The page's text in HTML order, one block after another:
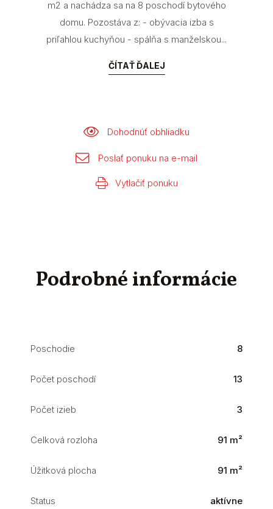
m2 a nachádza sa na 8 poschodí bytového
domu. Pozostáva z: - obývacia izba s
priľahlou kuchyňou - spálňa s manželskou...
ČÍTAŤ ĎALEJ
Dohodnúť obhliadku
Poslať ponuku na e-mail
Vytlačiť ponuku
Podrobné informácie
Poschodie 8
Počet poschodí 13
Počet izieb 3
Celková rozloha 91 m²
Úžitková plocha 91 m²
Status aktívne